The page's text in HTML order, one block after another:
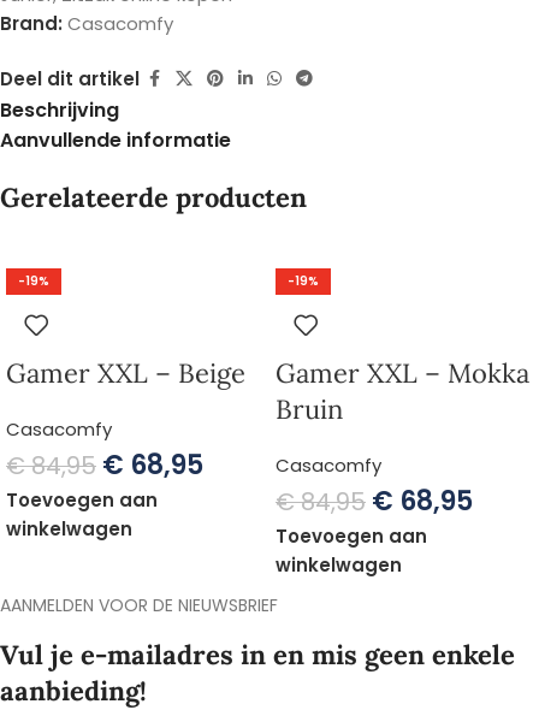
Brand: Casacomfy
Deel dit artikel
Beschrijving
Aanvullende informatie
Gerelateerde producten
-19%
Gamer XXL – Beige
Casacomfy
€84,95 € 68,95
Toevoegen aan
winkelwagen
-19%
Gamer XXL – Mokka
Bruin
Casacomfy
€84,95 € 68,95
Toevoegen aan
winkelwagen
AANMELDEN VOOR DE NIEUWSBRIEF
Vul je e-mailadres in en mis geen enkele
aanbieding!